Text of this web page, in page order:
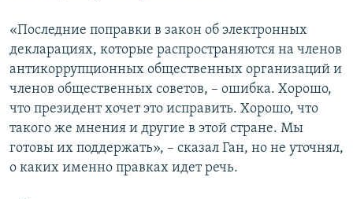
«Последние поправки в закон об электронных
декларациях, которые распространяются на членов
антикоррупционных общественных организаций и
членов общественных советов, – ошибка. Хорошо,
что президент хочет это исправить. Хорошо, что
такого же мнения и другие в этой стране. Мы
готовы их поддержать», – сказал Ган, но не уточнял,
о каких именно правках идет речь.